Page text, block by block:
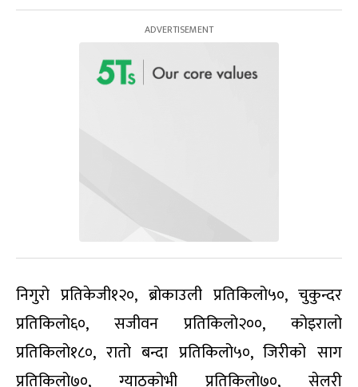
निगुरो प्रतिकेजी१२०, ब्रोकाउली प्रतिकिलो५०, चुकुन्दर
प्रतिकिलो६०, सजीवन प्रतिकिलो२००, कोइरालो
प्रतिकिलो१८०, रातो बन्दा प्रतिकिलो५०, जिरीको साग
प्रतिकिलो७०, ग्याठकोभी प्रतिकिलो७०, सेलरी